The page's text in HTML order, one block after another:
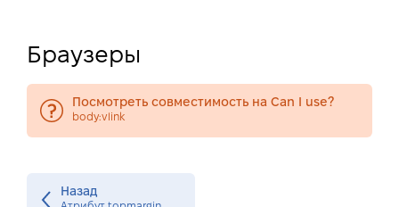
Браузеры
Посмотреть совместимость на Can I use?
body:vlink
Назад